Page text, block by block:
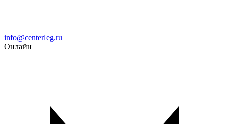
Email
info@centerleg.ru
Онлайн